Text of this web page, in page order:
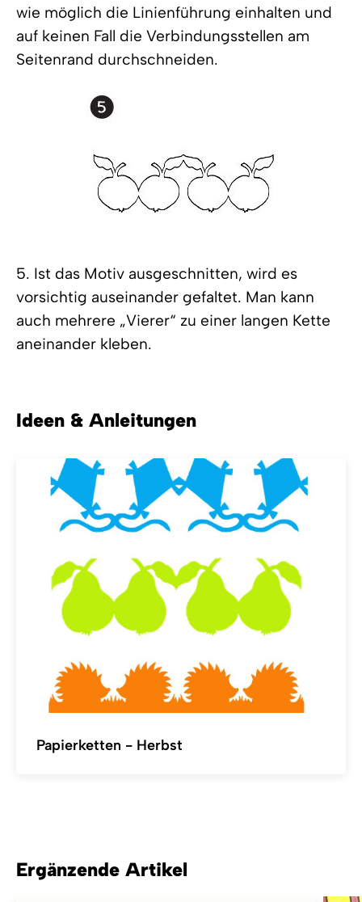
wie möglich die Linienführung einhalten und
auf keinen Fall die Verbindungsstellen am
Seitenrand durchschneiden.
5. Ist das Motiv ausgeschnitten, wird es
vorsichtig auseinander gefaltet. Man kann
auch mehrere „Vierer“ zu einer langen Kette
aneinander kleben.
Ideen & Anleitungen
Papierketten - Herbst
Ergänzende Artikel